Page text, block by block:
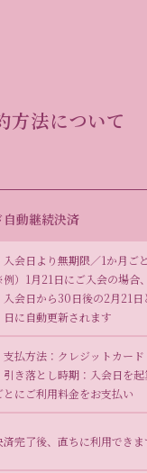
MOVIE
Q&A
ログイン
方法について
自動継続決済
入会日より無期限／1か月ご
）1月21日にご入会の場合
入会日から30日後の2月21日
日に自動更新されます
支払方法：クレジットカード
引き落とし時期：入会日を
とにご利用料金をお支払い
済完了後、直ちに利用できま